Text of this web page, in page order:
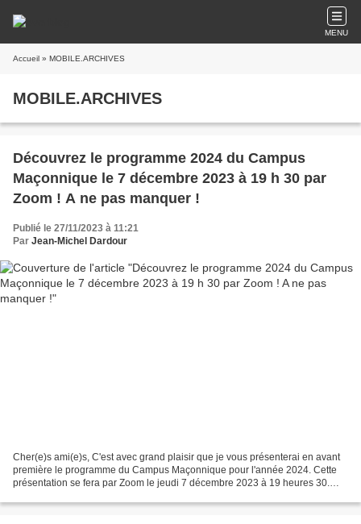
MENU
Accueil » MOBILE.ARCHIVES
MOBILE.ARCHIVES
Découvrez le programme 2024 du Campus
Maçonnique le 7 décembre 2023 à 19 h 30 par
Zoom ! A ne pas manquer !
Publié le 27/11/2023 à 11:21
Par Jean-Michel Dardour
Cher(e)s ami(e)s, C'est avec grand plaisir que je vous présenterai en avant
première le programme du Campus Maçonnique pour l'année 2024. Cette
présentation se fera par Zoom le jeudi 7 décembre 2023 à 19 heures 30.